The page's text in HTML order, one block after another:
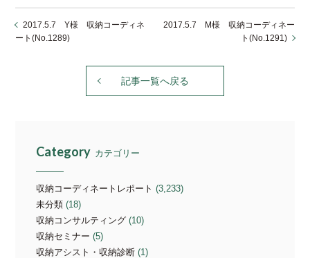
2017.5.7 Y様 収納コーディネ
ート(No.1289)
2017.5.7 M様 収納コーディネー
ト(No.1291)
記事一覧へ戻る
Category カテゴリー
収納コーディネートレポート (3,233)
未分類 (18)
収納コンサルティング (10)
収納セミナー (5)
収納アシスト・収納診断 (1)